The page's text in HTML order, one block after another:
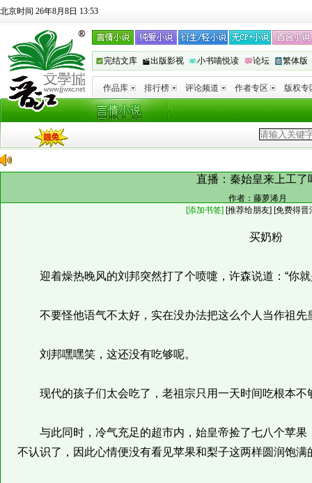
北京时间 26年8月8日 13:53
完结文库 出版影视 小书喵悦读 论坛 繁体版
作品库 排行榜 评论频道 作者专区 版权专
直播：秦始皇来上工了
作者： 藤萝浠月
[添加书签] [推荐给朋友] [免费得晋
买奶粉
迎着燥热晚风的刘邦突然打了个喷嚏，许森说道：“你就
不要怪他语气不太好，实在没办法把这么个人当作祖先
刘邦嘿嘿笑，这还没有吃够呢。
现代的孩子们太会吃了，老祖宗只用一天时间吃根本不
与此同时，冷气充足的超市内，始皇帝捡了七八个苹果
不认识了，因此心情便没有看见苹果和梨子这两样圆润饱满